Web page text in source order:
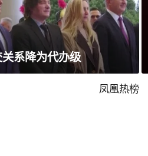
系降为代办级
凤凰热榜